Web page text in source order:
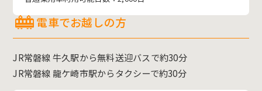
電車でお越しの方
JR常磐線 牛久駅から無料送迎バスで約30分
JR常磐線 龍ケ崎市駅からタクシーで約30分